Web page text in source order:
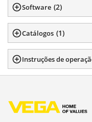
Software (2)
Catálogos (1)
Instruções de